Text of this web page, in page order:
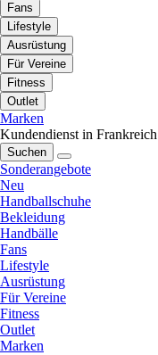
Fans
Lifestyle
Ausrüstung
Für Vereine
Fitness
Outlet
Marken
Kundendienst in Frankreich
Suchen
Sonderangebote
Neu
Handballschuhe
Bekleidung
Handbälle
Fans
Lifestyle
Ausrüstung
Für Vereine
Fitness
Outlet
Marken